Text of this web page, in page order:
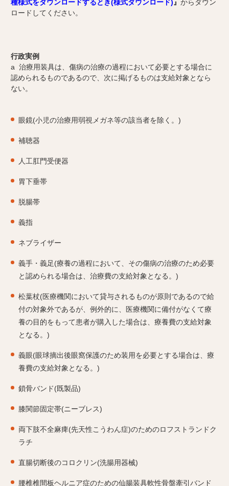
種様式をダウンロードするとき(様式ダウンロード) 』 からダウン
ロードしてください。
行政実例
a 治療用装具は、傷病の治療の過程において必要とする場合に
認められるものであるので、次に掲げるものは支給対象となら
ない。
眼鏡(小児の治療用弱視メガネ等の該当者を除く。)
補聴器
人工肛門受便器
胃下垂帯
脱腸帯
義指
ネブライザー
義手・義足(療養の過程において、その傷病の治療のため必要
と認められる場合は、治療費の支給対象となる。)
松葉杖(医療機関において貸与されるものが原則であるので給
付の対象外であるが、例外的に、医療機関に備付がなくて療
養の目的をもって患者が購入した場合は、療養費の支給対象
となる。)
義眼(眼球摘出後眼窩保護のため装用を必要とする場合は、療
養費の支給対象となる。)
鎖骨バンド(既製品)
膝関節固定帯(ニーブレス)
両下肢不全麻痺(先天性こうわん症)のためのロフストランドク
ラチ
直腸切断後のコロクリン(洗腸用器械)
腰椎椎間板ヘルニア症のための仙腸装具軟性骨盤牽引バンド